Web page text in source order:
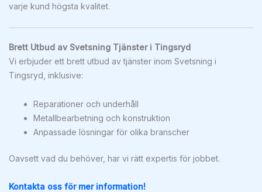
varje kund högsta kvalitet.
Brett Utbud av Svetsning Tjänster i Tingsryd
Vi erbjuder ett brett utbud av tjänster inom Svetsning i
Tingsryd, inklusive:
Reparationer och underhåll
Metallbearbetning och konstruktion
Anpassade lösningar för olika branscher
Oavsett vad du behöver, har vi rätt expertis för jobbet.
Kontakta oss för mer information!